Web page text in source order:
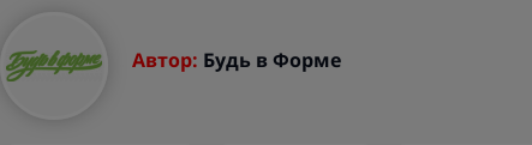
Автор: Будь в Форме